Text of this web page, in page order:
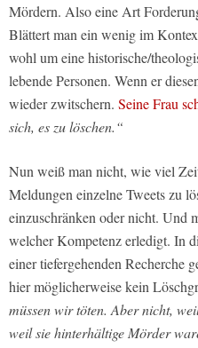
Mördern. Also eine Art
Blättert man ein wenig im
wohl um eine historische/
lebende Personen. Wenn er
wieder zwitschern. Seine Frau
sich, es zu löschen.“
Nun weiß man nicht, wie viel
Meldungen einzelne Tweets zu
einzuschränken oder nicht. Und
welcher Kompetenz erledigt. In
einer tiefergehenden Recherche
hier möglicherweise kein
müssen wir töten. Aber nicht,
weil sie hinterhältige Mörder